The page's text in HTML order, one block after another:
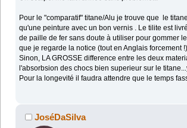
Pour le "comparatif" titane/Alu je trouve que le
qu'une peinture avec un bon vernis . Le tilite est
de paille de fer sans doute à utiliser pour gommer
que je regarde la notice (tout en Anglais forcement
Sinon, LA GROSSE difference entre les deux
l'absorbsion des chocs bien superieur sur le
Pour la longevité il faudra attendre que le temps
JoséDaSilva